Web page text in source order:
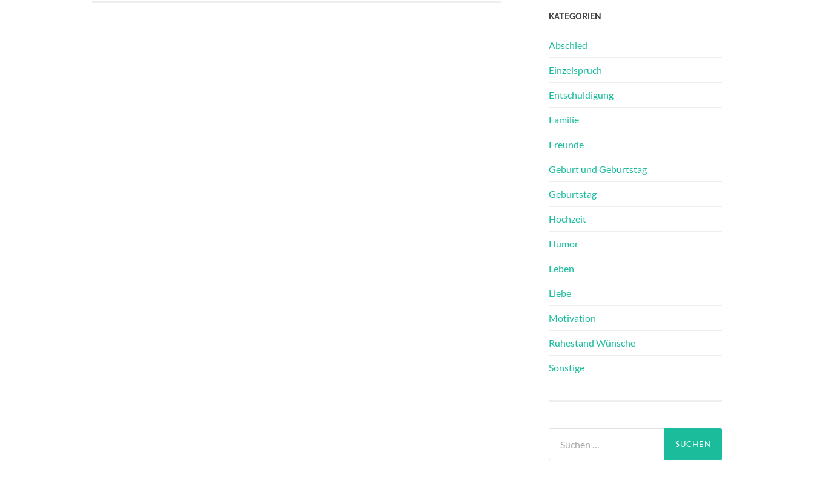
KATEGORIEN
Abschied
Einzelspruch
Entschuldigung
Familie
Freunde
Geburt und Geburtstag
Geburtstag
Hochzeit
Humor
Leben
Liebe
Motivation
Ruhestand Wünsche
Sonstige
nach: